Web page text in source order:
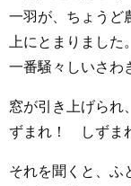
一羽が、ちょうど
上にとまりまし
一番騒々しいさわ
窓が引き上げられ
ずまれ！ しずま
それを聞くと、ふ